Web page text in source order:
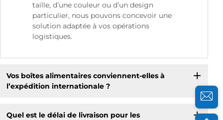
taille, d’une couleur ou d’un design
particulier, nous pouvons concevoir une
solution adaptée à vos opérations
logistiques.
Vos boîtes alimentaires conviennent-elles à
l’expédition internationale ?
Quel est le délai de livraison pour les